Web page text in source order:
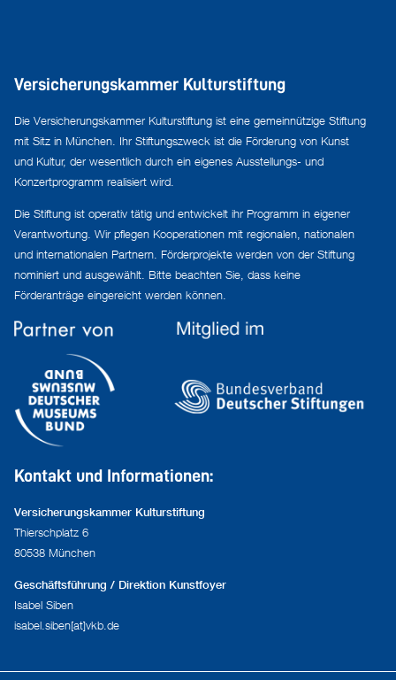
Versicherungskammer Kulturstiftung
Die Versicherungskammer Kulturstiftung ist eine gemeinnützige Stiftung
mit Sitz in München. Ihr Stiftungszweck ist die Förderung von Kunst
und Kultur, der wesentlich durch ein eigenes Ausstellungs- und
Konzertprogramm realisiert wird.
Die Stiftung ist operativ tätig und entwickelt ihr Programm in eigener
Verantwortung. Wir pflegen Kooperationen mit regionalen, nationalen
und internationalen Partnern. Förderprojekte werden von der Stiftung
nominiert und ausgewählt. Bitte beachten Sie, dass keine
Förderanträge eingereicht werden können.
Kontakt und Informationen:
Versicherungskammer Kulturstiftung
Thierschplatz 6
80538 München
Geschäftsführung / Direktion Kunstfoyer
Isabel Siben
isabel.siben[at]vkb.de